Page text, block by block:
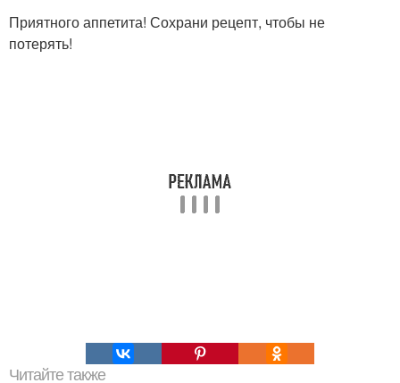
Приятного аппетита! Сохрани рецепт, чтобы не
потерять!
Читайте также